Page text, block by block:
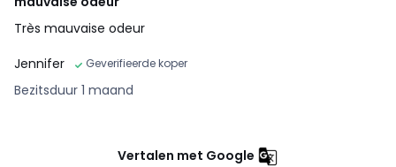
Très mauvaise odeur
Jennifer
Geverifieerde koper
Bezitsduur 1 maand
Vertalen met Google